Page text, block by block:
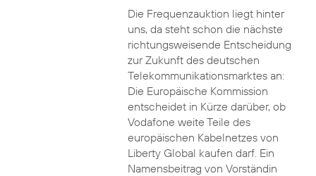
Die Frequenzauktion liegt hinter
uns, da steht schon die nächste
richtungsweisende Entscheidung
zur Zukunft des deutschen
Telekommunikationsmarktes an:
Die Europäische Kommission
entscheidet in Kürze darüber, ob
Vodafone weite Teile des
europäischen Kabelnetzes von
Liberty Global kaufen darf. Ein
Namensbeitrag von Vorständin